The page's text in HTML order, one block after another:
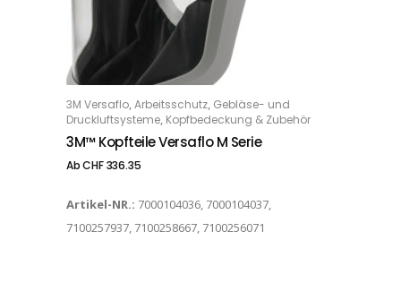
OPTIONS
Dieses Produkt weist mehrere Varianten auf. Die Optionen können auf der Produktseite gewählt werden
3M Versaflo,Arbeitsschutz, Gebläse- und
Druckluftsysteme, Kopfbedeckung & Zubehör
3M™ Kopfteile Versaflo M Serie
AbCHF336.35
Artikel-NR.: 7000104036, 7000104037,
7100257937, 7100258667, 7100256071